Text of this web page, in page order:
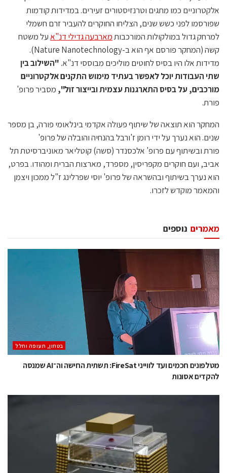
אלקטרוניים כמו מתגים וטרנזיסטורים זעירים. במדידות קודמות
שפורסמו לפני כשש שנים, הצליחו החוקרים להעביר זרם חשמלי
למרחק גדול במולקולות המורכבותמארבעה גדילי דנ"אעל משטח
קשה (המחקר פורסם אף הוא ב-Nature Nanotechnology).
מדידות אלו היו בסיס לחוטים מוליכים מבוססי דנ"א."השילוב בין
שתי העבודות יוכל לאפשר בעתיד מימוש התקנים אלקטרוניים
מורכבים, על בסיס התארגנות עצמית ובייצור זול", מסביר פרופ'
פורת.
המחקר הוא תוצאה של שיתוף פעולה אקדמי בינלאומי פורה, בן מספר
שנים. הוא נערך על ידי רומן ז'ורבל בהנחיה והובלה של פרופ'
פורת ובשיתוף עם פרופ' אלכסנדר (סשה) קוטליאר מאוניברסיטת תל
אביב, ועם חוקרים מקפריסין, מספרד, מארצות הברית ומהודו. בפרט,
הוא נערך בשיתוף ובהשראה של פרופ' יוסי שפרלינג ז"ל ממכון ויצמן
והמאמר מוקדש לזכרו.
נוספים מאמרים
בטחון, תעופה וחלל
מטלפונים חכמים ועד לווייני FireSat: תשתית החישה וה־AI שמנסה
להקדים אסונות